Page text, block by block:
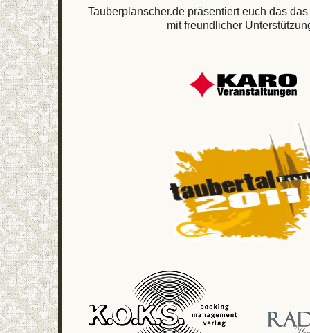
Tauberplanscher.de präsentiert euch das
mit freundlicher